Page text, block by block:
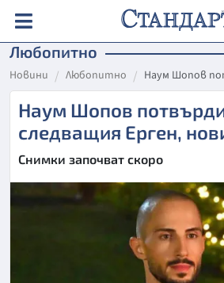
Любопитно
Новини Любопитно Наум Шопов
Наум Шопов
следващия Ерген,
Снимки започват скоро